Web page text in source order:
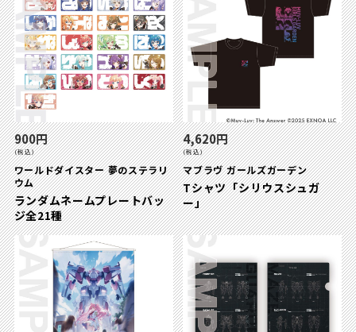
900円
(税込)
ワールドダイスター 夢のステラリ
ウム
ランダムネームプレートバッ
ジ全21種
4,620円
(税込)
マブラヴ ガールズガーデン
Tシャツ「シリウスシュガ
ー」